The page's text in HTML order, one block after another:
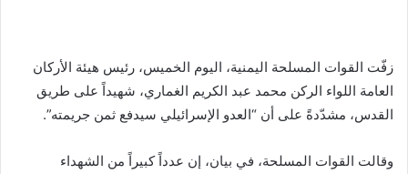
زفّت القوات المسلحة اليمنية، اليوم الخميس، رئيس هيئة الأركان
العامة اللواء الركن محمد عبد الكريم الغماري، شهيداً على طريق
القدس، مشدّدةً على أن “العدو الإسرائيلي سيدفع ثمن جريمته”.
وقالت القوات المسلحة، في بيان، إن عدداً كبيراً من الشهداء